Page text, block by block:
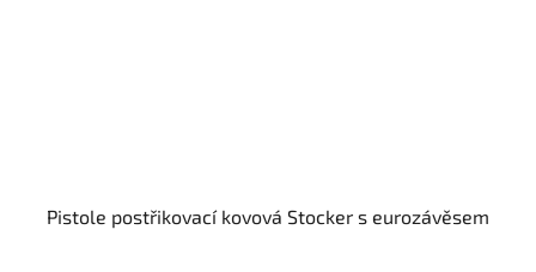
Pistole postřikovací kovová Stocker s eurozávěsem